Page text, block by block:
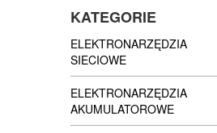
KATEGORIE
ELEKTRONARZĘDZIA
SIECIOWE
ELEKTRONARZĘDZIA
AKUMULATOROWE